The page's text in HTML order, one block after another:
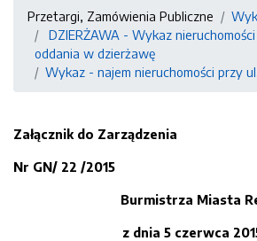
Przetargi, Zamówienia Publiczne
DZIERŻAWA - Wykaz
oddania w dzierżawę
Wykaz - najem nieruchomości przy
Załącznik do Zarządzenia
Nr GN/ 22 /2015
Burmistrza Miasta
z dnia 5czerwca 201